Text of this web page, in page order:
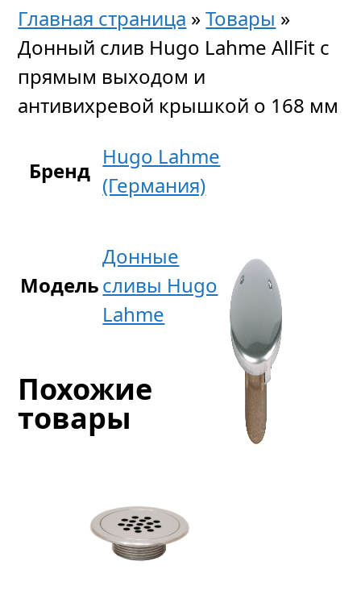
Главная страница »Товары »
Донный слив Hugo Lahme AllFit с
прямым выходом и
антивихревой крышкой o 168 мм
Бренд
Hugo Lahme
(Германия)
Модель
Донные
сливы Hugo
Lahme
Похожие
товары